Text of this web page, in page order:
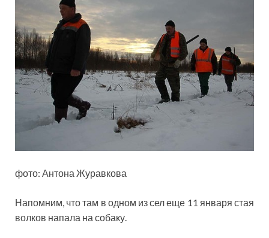
фото: Антона Журавкова
Напомним, что там в одном из сел еще 11 января стая
волков напала на собаку.